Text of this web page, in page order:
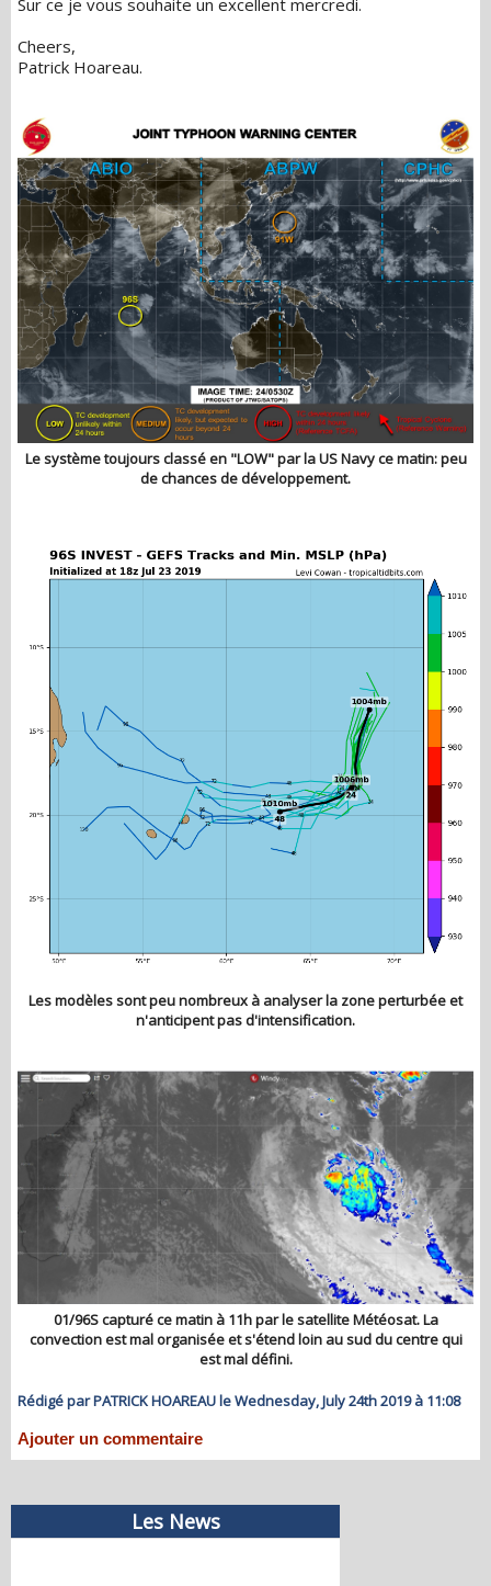
Cheers,
Patrick Hoareau.
Le système toujours classé en "LOW" par la US Navy ce matin: peu
de chances de développement.
Les modèles sont peu nombreux à analyser la zone perturbée et
n'anticipent pas d'intensification.
01/96S capturé ce matin à 11h par le satellite Météosat. La
convection est mal organisée et s'étend loin au sud du centre qui
est mal défini.
Rédigé par PATRICK HOAREAU le Wednesday, July 24th 2019 à 11:08
Ajouter un commentaire
Les News